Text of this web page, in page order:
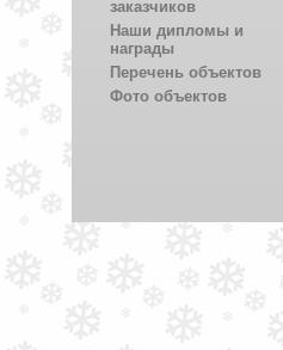
заказчиков
Наши дипломы и
награды
Перечень объектов
Фото объектов